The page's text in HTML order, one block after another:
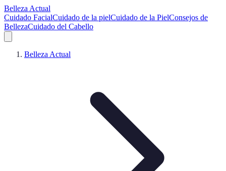
Belleza Actual
Cuidado FacialCuidado de la pielCuidado de la PielConsejos de
BellezaCuidado del Cabello
Belleza Actual